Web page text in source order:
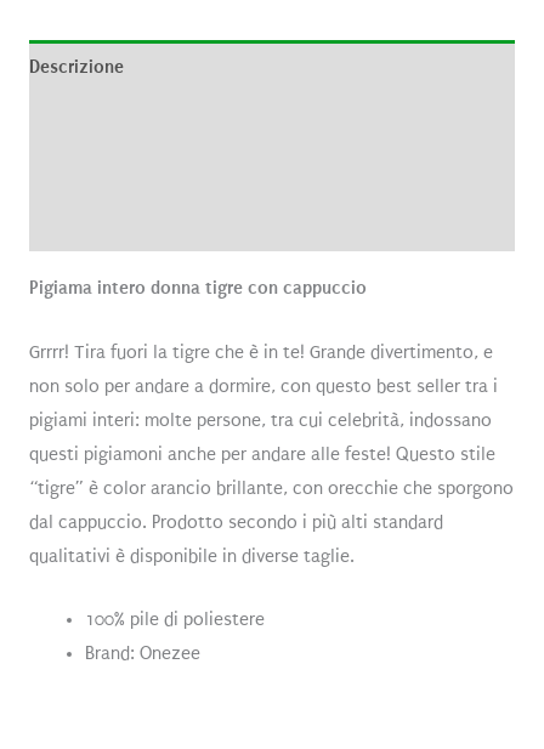
Descrizione
Pigiama intero donna tigre con cappuccio
Grrrr! Tira fuori la tigre che è in te! Grande divertimento, e
non solo per andare a dormire, con questo best seller tra i
pigiami interi: molte persone, tra cui celebrità, indossano
questi pigiamoni anche per andare alle feste! Questo stile
“tigre” è color arancio brillante, con orecchie che sporgono
dal cappuccio. Prodotto secondo i più alti standard
qualitativi è disponibile in diverse taglie.
100% pile di poliestere
Brand: Onezee